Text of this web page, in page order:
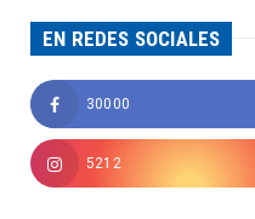
EN REDES SOCIALES
30000
5212